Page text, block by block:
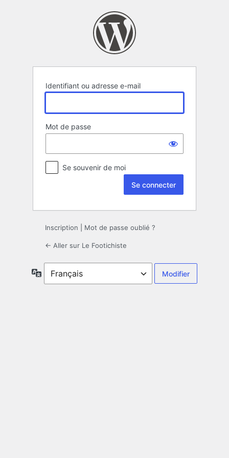
Identifiant ou adresse e-mail
Mot de passe
Se souvenir de moi
Inscription Mot de passe oublié ?
← Aller sur Le Footichiste
Langue